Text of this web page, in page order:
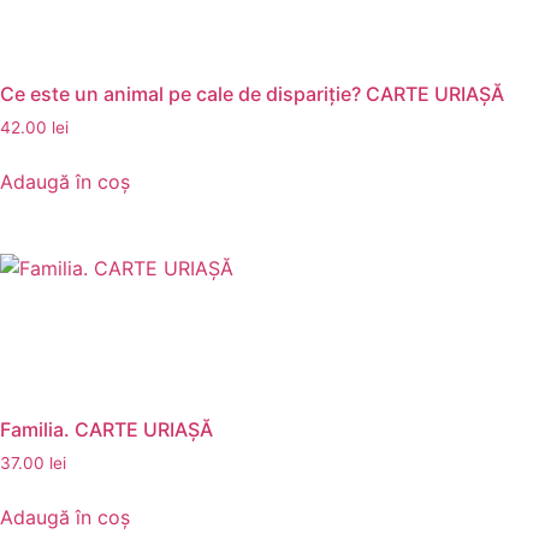
Ce este un animal pe cale de dispariţie? CARTE URIAŞĂ
42.00 lei
Adaugă în coș
Familia. CARTE URIAȘĂ
37.00 lei
Adaugă în coș